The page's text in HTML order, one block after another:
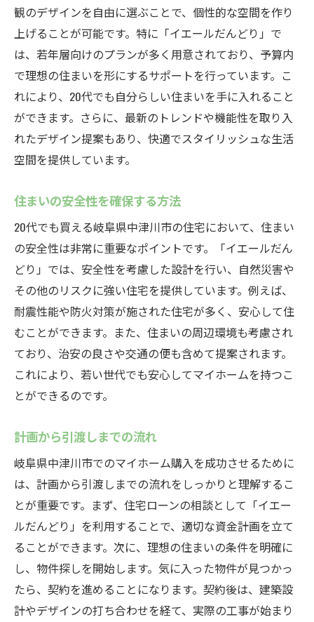
観のデザインを自由に選ぶことで、個性的な空間を作り
上げることが可能です。特に「イエールだんどり」で
は、若年層向けのプランが多く用意されており、予算内
で理想の住まいを形にするサポートを行っています。こ
れにより、20代でも自分らしい住まいを手に入れること
ができます。さらに、最新のトレンドや機能性を取り入
れたデザイン提案もあり、快適でスタイリッシュな生活
空間を提供しています。
住まいの安全性を確保する方法
20代でも買える岐阜県中津川市の住宅において、住まい
の安全性は非常に重要なポイントです。「イエールだん
どり」では、安全性を考慮した設計を行い、自然災害や
その他のリスクに強い住宅を提供しています。例えば、
耐震性能や防火対策が施された住宅が多く、安心して住
むことができます。また、住まいの周辺環境も考慮され
ており、治安の良さや交通の便も含めて提案されます。
これにより、若い世代でも安心してマイホームを持つこ
とができるのです。
計画から引渡しまでの流れ
岐阜県中津川市でのマイホーム購入を成功させるために
は、計画から引渡しまでの流れをしっかりと理解するこ
とが重要です。まず、住宅ローンの相談として「イエー
ルだんどり」を利用することで、適切な資金計画を立て
ることができます。次に、理想の住まいの条件を明確に
し、物件探しを開始します。気に入った物件が見つかっ
たら、契約を進めることになります。契約後は、建築設
計やデザインの打ち合わせを経て、実際の工事が始まり